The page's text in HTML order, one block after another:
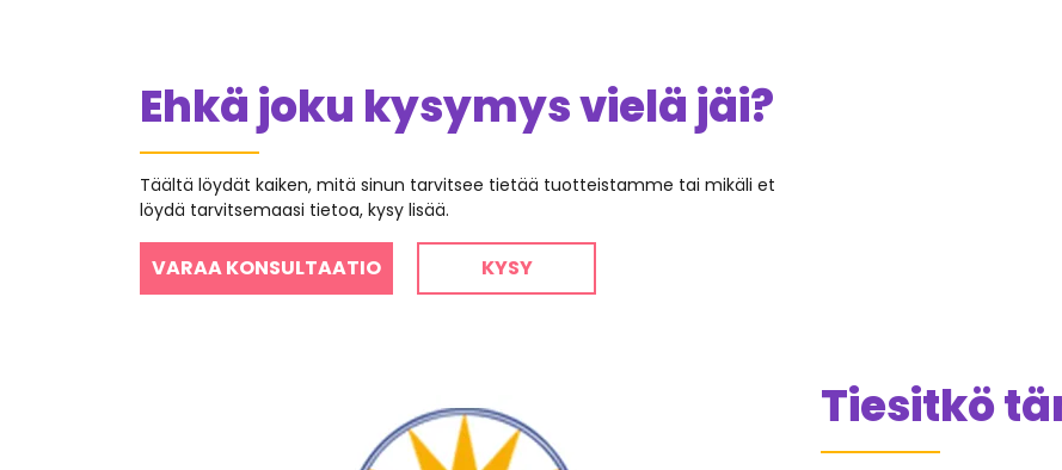
Ehkä joku kysymys vielä jäi?
Täältä löydät kaiken, mitä sinun tarvitsee tietää tuotteistamme tai mikäli et
löydä tarvitsemaasi tietoa, kysy lisää.
VARAA KONSULTAATIO KYSY
Tiesitkö